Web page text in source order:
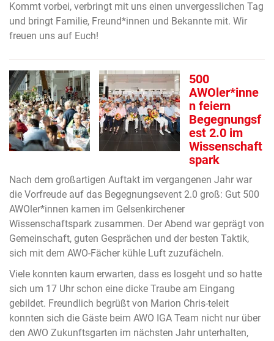
Kommt vorbei, verbringt mit uns einen unvergesslichen Tag
und bringt Familie, Freund*innen und Bekannte mit. Wir
freuen uns auf Euch!
500
AWOler*inne
n feiern
Begegnungsf
est 2.0 im
Wissenschaft
spark
Nach dem großartigen Auftakt im vergangenen Jahr war
die Vorfreude auf das Begegnungsevent 2.0 groß: Gut 500
AWOler*innen kamen im Gelsenkirchener
Wissenschaftspark zusammen. Der Abend war geprägt von
Gemeinschaft, guten Gesprächen und der besten Taktik,
sich mit dem AWO-Fächer kühle Luft zuzufächeln.
Viele konnten kaum erwarten, dass es losgeht und so hatte
sich um 17 Uhr schon eine dicke Traube am Eingang
gebildet. Freundlich begrüßt von Marion Chris-teleit
konnten sich die Gäste beim AWO IGA Team nicht nur über
den AWO Zukunftsgarten im nächsten Jahr unterhalten,